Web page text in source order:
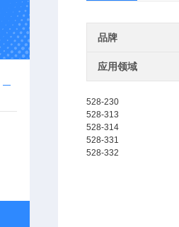
品牌
应用领域
528-230
528-313
528-314
528-331
528-332